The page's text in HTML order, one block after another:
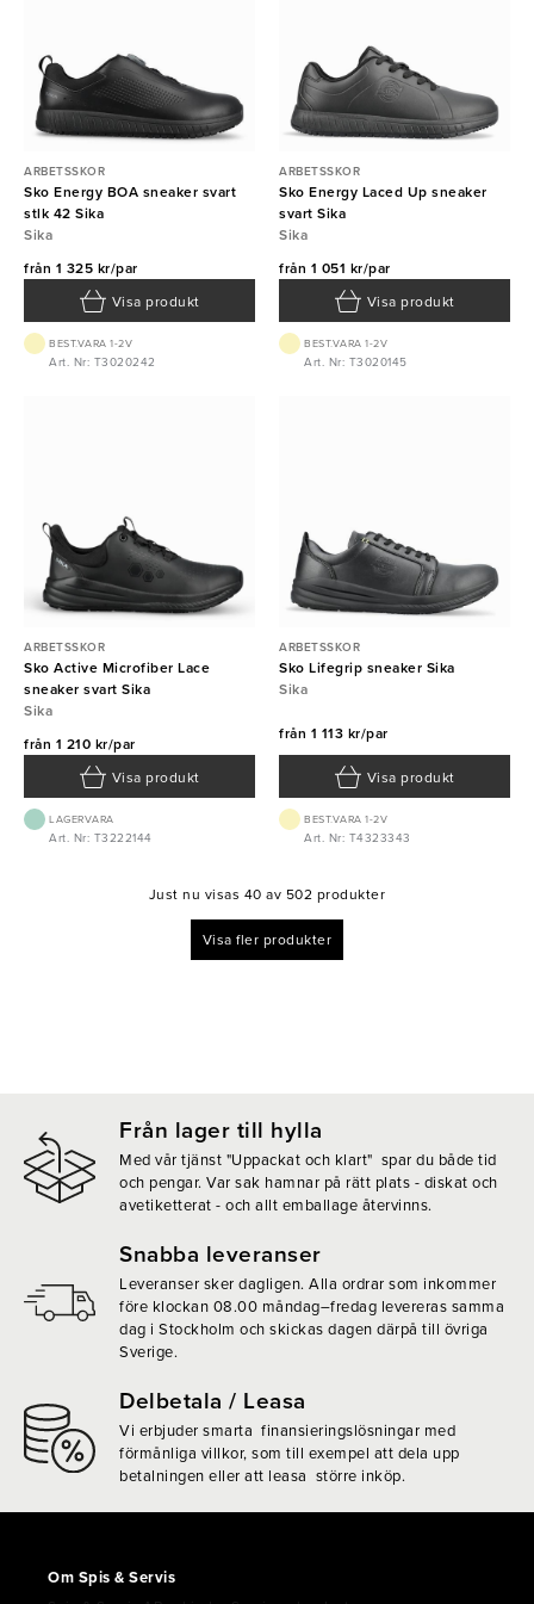
ARBETSSKOR
Sko Energy BOA sneaker svart
stlk 42 Sika
Sika
från 1 325 kr/par
Visa produkt
BEST.VARA 1-2V
Art. Nr: T3020242
ARBETSSKOR
Sko Energy Laced Up sneaker
svart Sika
Sika
från 1 051 kr/par
Visa produkt
BEST.VARA 1-2V
Art. Nr: T3020145
ARBETSSKOR
Sko Active Microfiber Lace
sneaker svart Sika
Sika
från 1 210 kr/par
Visa produkt
LAGERVARA
Art. Nr: T3222144
ARBETSSKOR
Sko Lifegrip sneaker Sika
Sika
från 1 113 kr/par
Visa produkt
BEST.VARA 1-2V
Art. Nr: T4323343
Just nu visas 40 av 502 produkter
Visa fler produkter
Från lager till hylla
Med vår tjänst "Uppackat och klart" spar du både tid
och pengar. Var sak hamnar på rätt plats - diskat och
avetiketterat - och allt emballage återvinns.
Snabba leveranser
Leveranser sker dagligen. Alla ordrar som inkommer
före klockan 08.00 måndag–fredag levereras samma
dag i Stockholm och skickas dagen därpå till övriga
Sverige.
Delbetala / Leasa
Vi erbjuder smarta finansieringslösningar med
förmånliga villkor, som till exempel att dela upp
betalningen eller att leasa större inköp.
Om Spis & Servis